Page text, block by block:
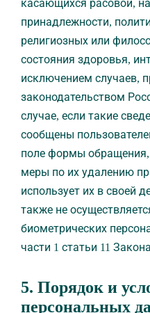
касающихся расовой,
принадлежности,
религиозных или
состояния здоровья,
исключением случаев,
законодательством
случае, если такие
сообщены
поле формы
меры по их удалению
использует их в своей
также не
биометрических
части 1 статьи 11
5. Порядок и
персональных